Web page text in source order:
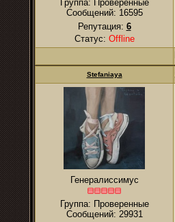
Группа: Проверенные
Сообщений: 16595
Репутация: 6
Статус: Offline
Stefaniaya
Генералиссимус
Группа: Проверенные
Сообщений: 29931